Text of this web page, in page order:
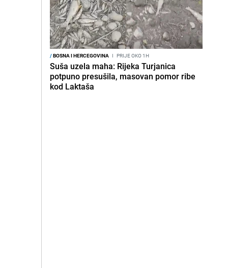
/BOSNA I HERCEGOVINA I PRIJE OKO 1H
Suša uzela maha: Rijeka Turjanica
potpuno presušila, masovan pomor ribe
kod Laktaša